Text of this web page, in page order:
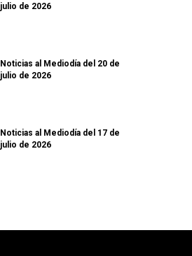
julio de 2026
Noticias al Mediodía del 20 de
julio de 2026
Noticias al Mediodía del 17 de
julio de 2026